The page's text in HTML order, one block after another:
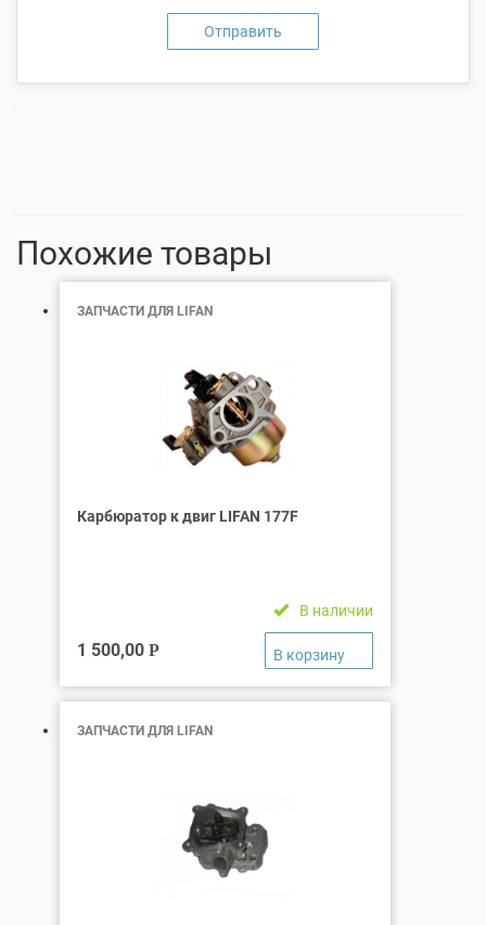
Похожие товары
ЗАПЧАСТИ ДЛЯ LIFAN
Карбюратор к двиг LIFAN 177F
В наличии
1 500,00 Р
ЗАПЧАСТИ ДЛЯ LIFAN